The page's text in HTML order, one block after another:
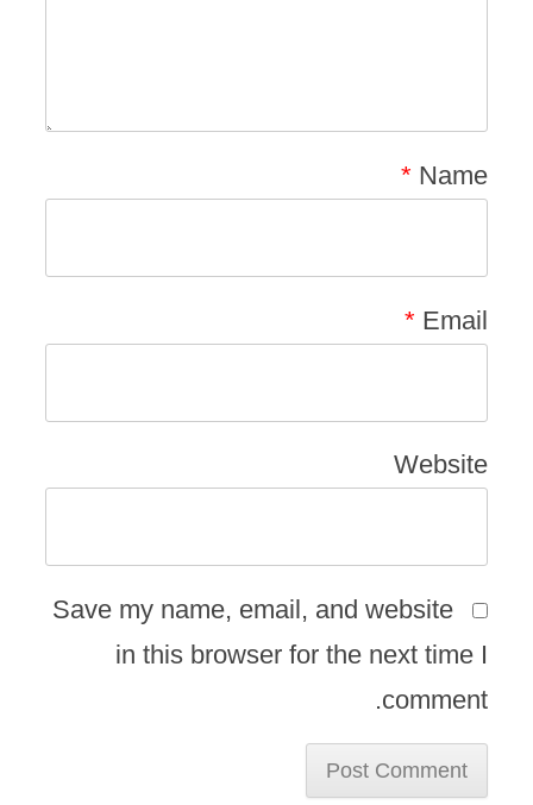
Name
*
Email
*
Website
Save my name, email, and website
in this browser for the next time I
comment.